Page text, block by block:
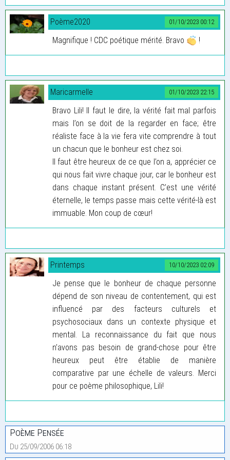
01/10/2023 00:12
Poème2020
Magnifique ! CDC poétique mérité. Bravo
!
01/10/2023 22:15
Maricarmelle
Bravo Lili! Il faut le dire, la vérité fait mal parfois
mais l’on se doit de la regarder en face; être
réaliste face à la vie fera vite comprendre à tout
un chacun que le bonheur est chez soi.
Il faut être heureux de ce que l’on a, apprécier ce
qui nous fait vivre chaque jour, car le bonheur est
dans chaque instant présent. C’est une vérité
éternelle, le temps passe mais cette vérité-là est
immuable. Mon coup de cœur!
10/10/2023 02:09
Printemps
Je pense que le bonheur de chaque personne
dépend de son niveau de contentement, qui est
influencé par des facteurs culturels et
psychosociaux dans un contexte physique et
mental. La reconnaissance du fait que nous
n’avons pas besoin de grand-chose pour être
heureux peut être établie de manière
comparative par une échelle de valeurs. Merci
pour ce poème philosophique, Lili!
Poème Pensée
Du 25/09/2006 06:18